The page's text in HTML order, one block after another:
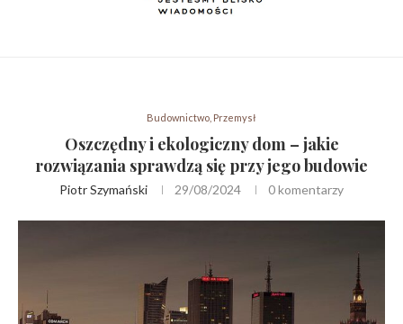
Budownictwo, Przemysł
Oszczędny i ekologiczny dom – jakie
rozwiązania sprawdzą się przy jego budowie
Piotr Szymański 29/08/2024 0 komentarzy